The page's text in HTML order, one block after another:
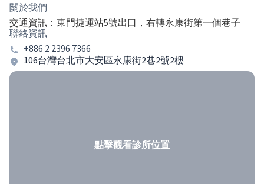
關於我們
交通資訊：東門捷運站5號出口，右轉永康街第一個巷子
聯絡資訊
+886 2 2396 7366
106台灣台北市大安區永康街2巷2號2樓
點擊觀看診所位置